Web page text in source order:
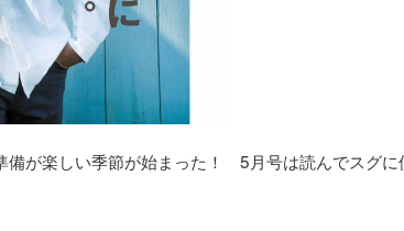
備が楽しい季節が始まった！ 5月号は読んでスグに